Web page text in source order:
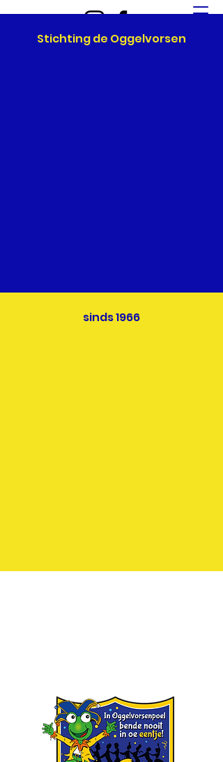
Stichting de Oggelvorsen
sinds 1966